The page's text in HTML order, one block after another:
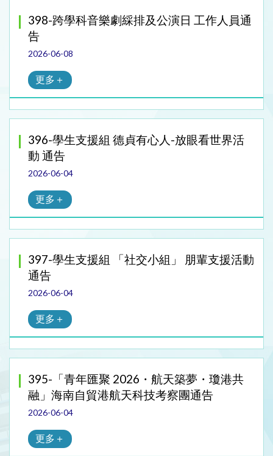
398-跨學科音樂劇綵排及公演日 工作人員通
告
2026-06-08
更多＋
396-學生支援組 德貞有心人-放眼看世界活
動 通告
2026-06-04
更多＋
397-學生支援組 「社交小組」 朋輩支援活動
通告
2026-06-04
更多＋
395-「青年匯聚 2026・航天築夢・瓊港共
融」海南自貿港航天科技考察團通告
2026-06-04
更多＋